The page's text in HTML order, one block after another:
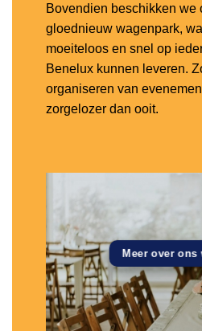
Bovendien beschikken we
gloednieuw wagenpark,
moeiteloos en snel op
Benelux kunnen leveren.
organiseren van
zorgelozer dan ooit.
Meer over ons